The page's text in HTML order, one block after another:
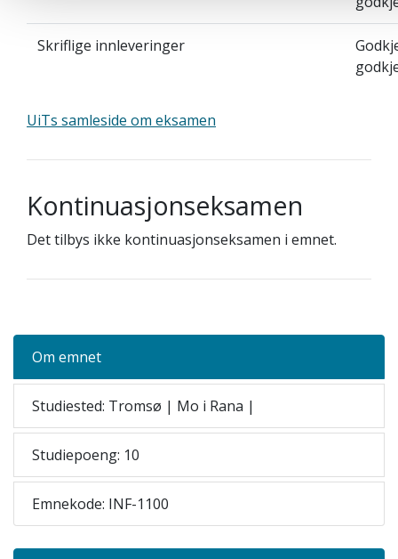
Skriflige innleveringer
UiTs samleside om eksamen
Kontinuasjonseksamen
Det tilbys ikke kontinuasjonseksamen i emnet.
Om emnet
Studiested: Tromsø | Mo i Rana |
Studiepoeng: 10
Emnekode: INF-1100